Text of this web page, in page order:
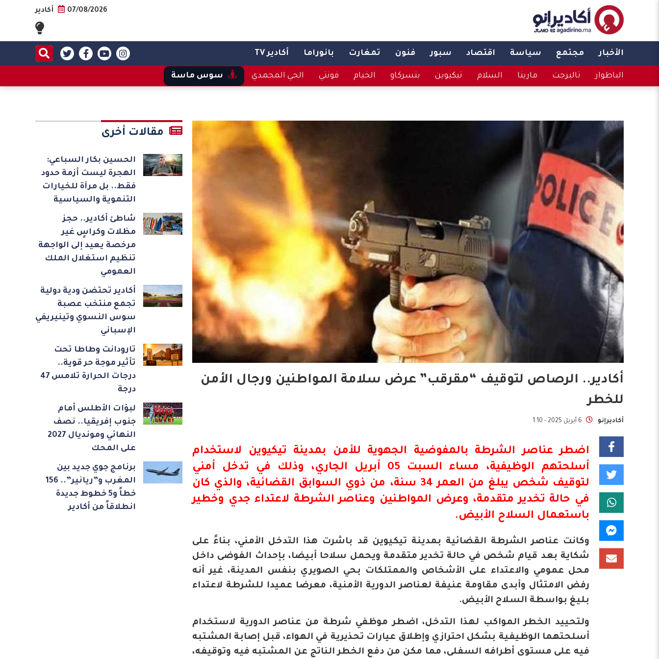
07/08/2026 أكادير
الأخبار مجتمع سياسة اقتصاد سبور فنون تمغارت بانوراما أكادير TV
الباطوار تالبرجت مارينا السلام تيكيوين بنسركاو الخيام فونتي الحي المحمدي سوس ماسة
أكادير.. الرصاص لتوقيف “مقرقب” عرض سلامة المواطنين ورجال الأمن
للخطر
أكاديرإنو 6 أبريل 2025 - 1:10
اضطر عناصر الشرطة بالمفوضية الجهوية للأمن بمدينة تيكيوين لاستخدام
أسلحتهم الوظيفية، مساء السبت 05 أبريل الجاري، وذلك في تدخل أمني
لتوقيف شخص يبلغ من العمر 34 سنة، من ذوي السوابق القضائية، والذي كان
في حالة تخدير متقدمة، وعرض المواطنين وعناصر الشرطة لاعتداء جدي وخطير
باستعمال السلاح الأبيض.
وكانت عناصر الشرطة القضائية بمدينة تيكيوين قد باشرت هذا التدخل الأمني، بناءً على
شكاية بعد قيام شخص في حالة تخدير متقدمة ويحمل سلاحا أبيضا، بإحداث الفوضى داخل
محل عمومي والاعتداء على الأشخاص والممتلكات بحي الصويري بنفس المدينة، غير أنه
رفض الامتثال وأبدى مقاومة عنيفة لعناصر الدورية الأمنية، معرضا عميدا للشرطة لاعتداء
بليغ بواسطة السلاح الأبيض.
ولتحييد الخطر المواكب لهذا التدخل، اضطر موظفي شرطة من عناصر الدورية لاستخدام
أسلحتهما الوظيفية بشكل احترازي وإطلاق عيارات تحذيرية في الهواء، قبل إصابة المشتبه
فيه على مستوى أطرافه السفلى، مما مكن من دفع الخطر الناتج عن المشتبه فيه وتوقيفه،
مقالات أخرى
الحسين بكار السباعي:
الهجرة ليست أزمة حدود
فقط.. بل مرآة للخيارات
التنموية والسياسية
شاطئ أكادير.. حجز
مظلات وكراسٍ غير
مرخصة يعيد إلى الواجهة
تنظيم استغلال الملك
العمومي
أكادير تحتضن ودية دولية
تجمع منتخب عصبة
سوس النسوي وتينيريفي
الإسباني
تارودانت وطاطا تحت
تأثير موجة حر قوية..
درجات الحرارة تلامس 47
درجة
لبؤات الأطلس أمام
جنوب إفريقيا.. نصف
النهائي ومونديال 2027
على المحك
برنامج جوي جديد بين
المغرب و”ريانير”.. 156
خطاً و5 خطوط جديدة
انطلاقاً من أكادير